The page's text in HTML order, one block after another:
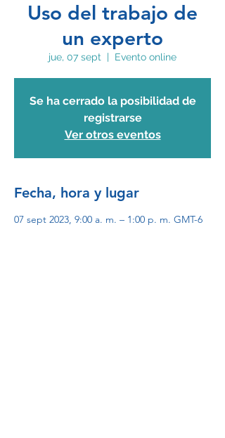
Uso del trabajo de
un experto
jue, 07 sept
  |
Evento online
Se ha cerrado la posibilidad de
registrarse
Ver otros eventos
Fecha, hora y lugar
07 sept 2023, 9:00 a. m. – 1:00 p. m. GMT-6